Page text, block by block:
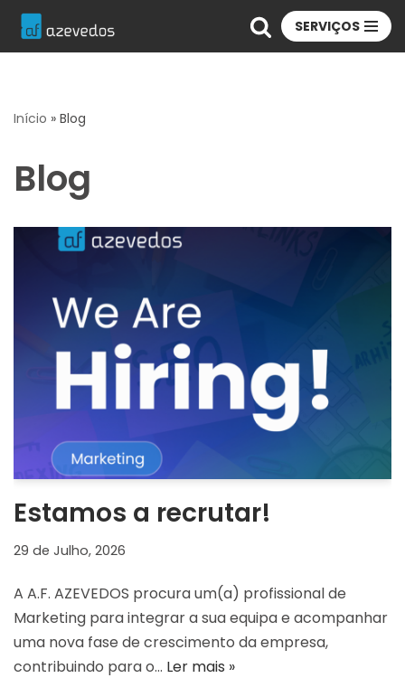
Avançar
conteúdo
SERVIÇOS
Início » Blog
Blog
Estamos a recrutar!
29 de Julho, 2026
A A.F. AZEVEDOS procura um(a) profissional de
Marketing para integrar a sua equipa e acompanhar
uma nova fase de crescimento da empresa,
contribuindo para o… Ler mais »